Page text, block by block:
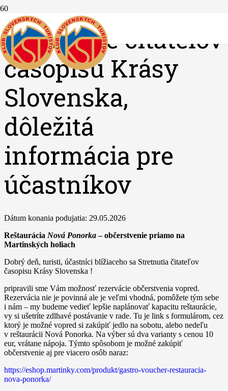
Stretnutie čitateľov
časopisu Krásy
Slovenska,
dôležitá
informácia pre
účastníkov
Dátum konania podujatia: 29.05.2026
Reštaurácia Nová Ponorka – občerstvenie priamo na
Martinských holiach
Dobrý deň, turisti, účastníci blížiaceho sa Stretnutia čitateľov
časopisu Krásy Slovenska !
pripravili sme Vám možnosť rezervácie občerstvenia vopred.
Rezervácia nie je povinná ale je veľmi vhodná, pomôžete tým sebe
i nám – my budeme vedieť lepšie naplánovať kapacitu reštaurácie,
vy si ušetríte zdlhavé postávanie v rade. Tu je link s formulárom, cez
ktorý je možné vopred si zakúpiť jedlo na sobotu, alebo nedeľu
v reštaurácii Nová Ponorka. Na výber sú dva varianty s cenou 10
eur, vrátane nápoja. Týmto spôsobom je možné zakúpiť
občerstvenie aj pre viacero osôb naraz:
https://eshop.martinky.com/produkt/gastro-voucher-restauracia-
nova-ponorka/